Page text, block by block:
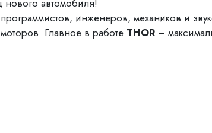
нового автомобиля!
инженеров, механиков и
Главное в работе THOR –